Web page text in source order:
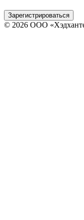
Зарегистрироваться
© 2026 ООО